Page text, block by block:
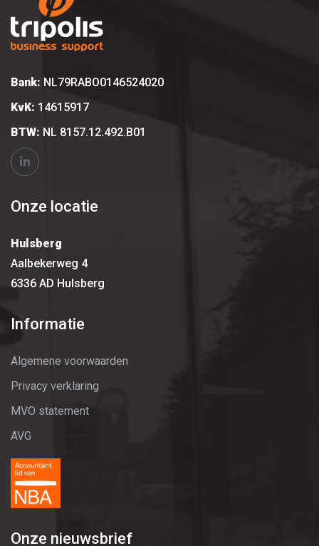
Bank: NL79RABO0146524020
KvK: 14615917
BTW: NL 8157.12.492.B01
Onze locatie
Hulsberg
Aalbekerweg 4
6336 AD Hulsberg
Informatie
Algemene voorwaarden
Privacy verklaring
MVO statement
AVG
Onze nieuwsbrief